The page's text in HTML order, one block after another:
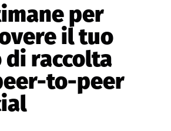
per
il tuo
di raccolta
to-peer